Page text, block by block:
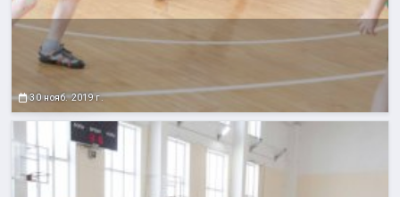
30 нояб. 2019 г.